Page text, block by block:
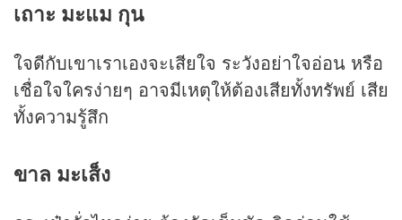
เถาะ มะแม กุน
ใจดีกับเขาเราเองจะเสียใจ ระวังอย่าใจอ่อน หรือ
เชื่อใจใครง่ายๆ อาจมีเหตุให้ต้องเสียทั้งทรัพย์ เสีย
ทั้งความรู้สึก
ขาล มะเส็ง